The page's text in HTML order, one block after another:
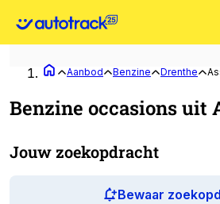
Aanbod Benzine Drenthe
Benzine occasions uit
Jouw zoekopdracht
Bewaar